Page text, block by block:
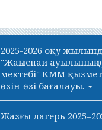
2025-2026 оқу
"Жаңыспай ауылының
мектебі" КММ
өзін-өзі бағалауы.
Жазғы лагерь